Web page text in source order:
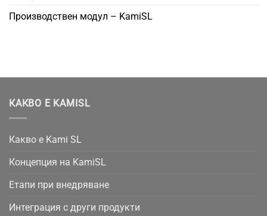
Производствен модул – KamiSL
КАКВО Е KAMISL
Какво е Kami SL
Концепция на KamiSL
Етапи при внедряване
Интеграция с други продукти